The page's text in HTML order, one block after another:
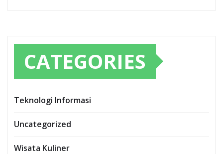
CATEGORIES
Teknologi Informasi
Uncategorized
Wisata Kuliner